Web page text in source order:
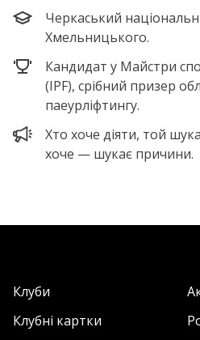
Черкаський
Хмельницького.
Кандидат у Майстри
(IPF), срібний призер
паеурліфтингу.
Хто хоче діяти, той
хоче — шукає причини.
Клуби
Клубні картки